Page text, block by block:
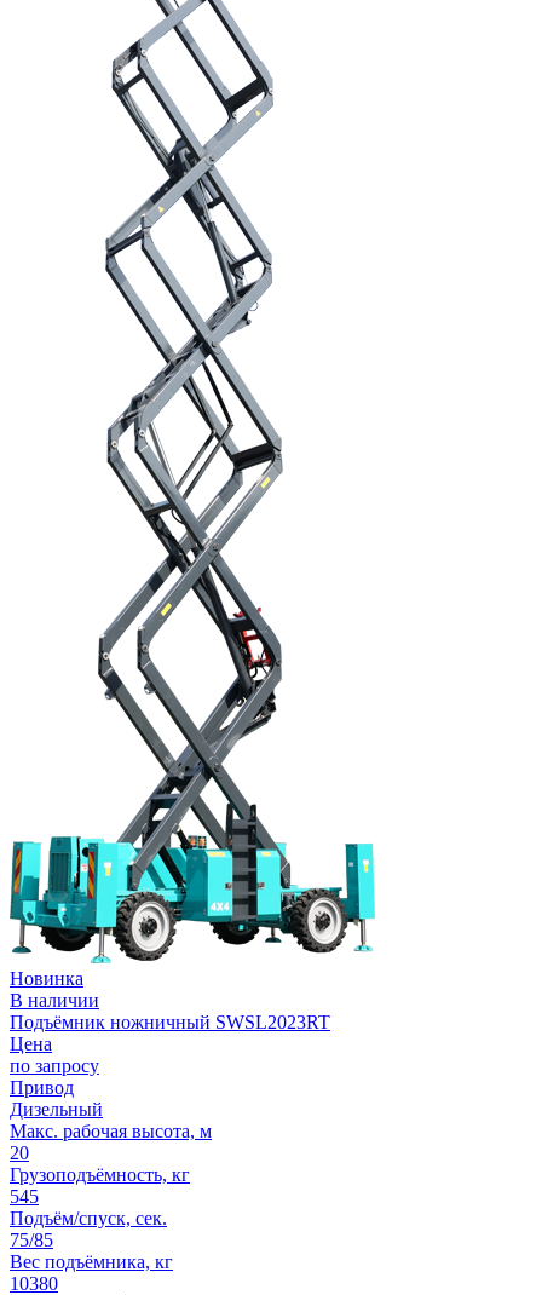
Новинка
В наличии
Подъёмник ножничный SWSL2023RT
Цена
по запросу
Привод
Дизельный
Макс. рабочая высота, м
20
Грузоподъёмность, кг
545
Подъём/спуск, сек.
75/85
Вес подъёмника, кг
10380